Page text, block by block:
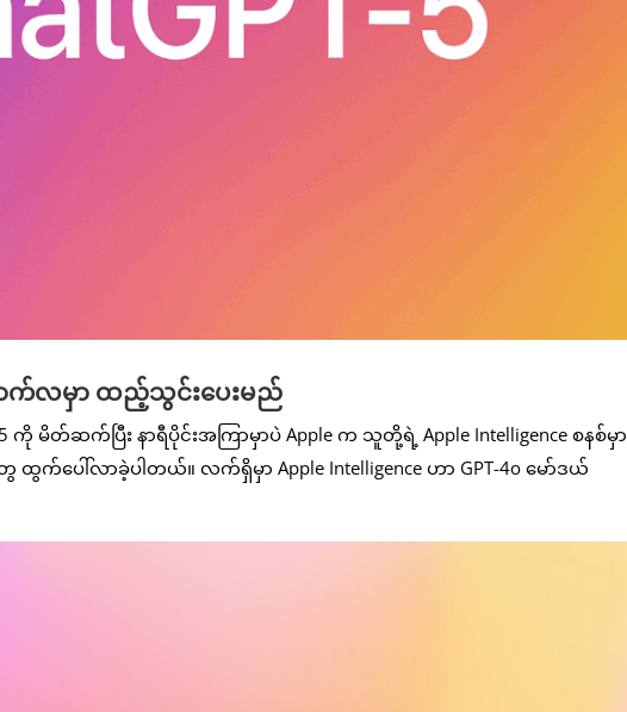
ောက်လမှာ ထည့်သွင်းပေးမည်
မိတ်ဆက်ပြီး နာရီပိုင်းအကြာမှာပဲ Apple က သူတို့ရဲ့ Apple Intelligence စနစ်မှာ
ါ်လာခဲ့ပါတယ်။ လက်ရှိမှာ Apple Intelligence ဟာ GPT-4o မော်ဒယ်